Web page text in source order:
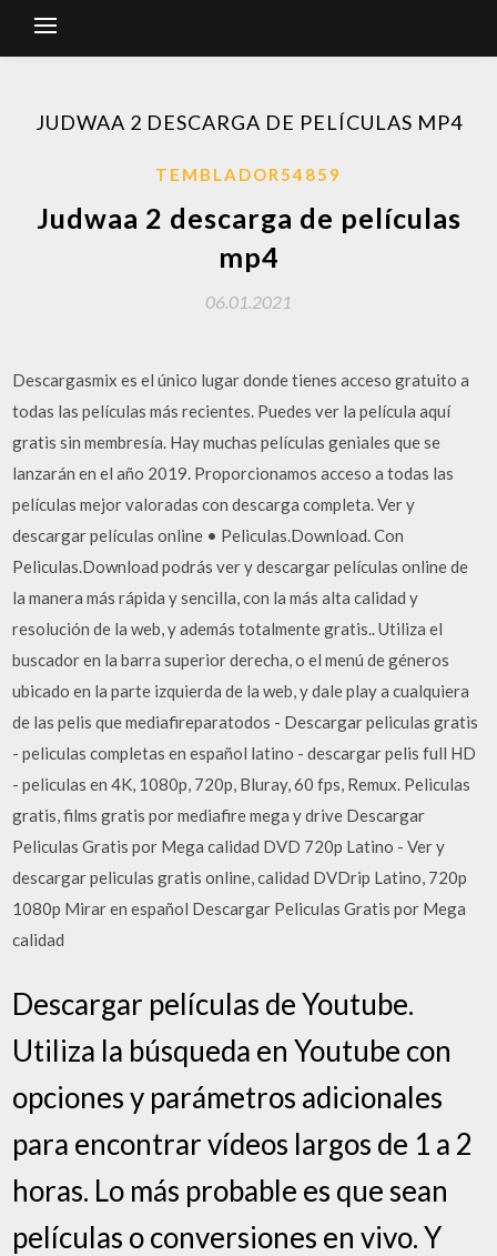
JUDWAA 2 DESCARGA DE PELÍCULAS MP4
TEMBLADOR54859
Judwaa 2 descarga de películas
mp4
06.01.2021
Descargasmix es el único lugar donde tienes acceso gratuito a
todas las películas más recientes. Puedes ver la película aquí
gratis sin membresía. Hay muchas películas geniales que se
lanzarán en el año 2019. Proporcionamos acceso a todas las
películas mejor valoradas con descarga completa. Ver y
descargar películas online • Peliculas.Download. Con
Peliculas.Download podrás ver y descargar películas online de
la manera más rápida y sencilla, con la más alta calidad y
resolución de la web, y además totalmente gratis.. Utiliza el
buscador en la barra superior derecha, o el menú de géneros
ubicado en la parte izquierda de la web, y dale play a cualquiera
de las pelis que mediafireparatodos - Descargar peliculas gratis
- peliculas completas en español latino - descargar pelis full HD
- peliculas en 4K, 1080p, 720p, Bluray, 60 fps, Remux. Peliculas
gratis, films gratis por mediafire mega y drive Descargar
Peliculas Gratis por Mega calidad DVD 720p Latino - Ver y
descargar peliculas gratis online, calidad DVDrip Latino, 720p
1080p Mirar en español Descargar Peliculas Gratis por Mega
calidad
Descargar películas de Youtube.
Utiliza la búsqueda en Youtube con
opciones y parámetros adicionales
para encontrar vídeos largos de 1 a 2
horas. Lo más probable es que sean
películas o conversiones en vivo. Y